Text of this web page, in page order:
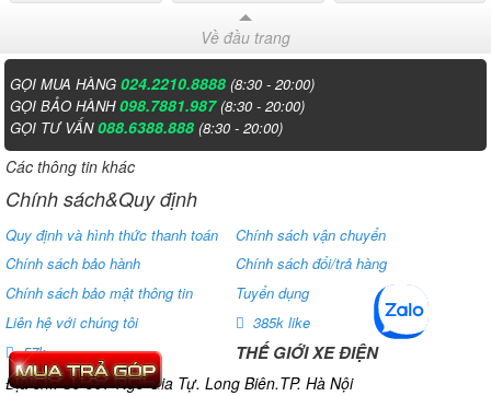
Về đầu trang
GỌI MUA HÀNG024.2210.8888 (8:30 - 20:00)
GỌI BẢO HÀNH098.7881.987 (8:30 - 20:00)
GỌI TƯ VẤN088.6388.888 (8:30 - 20:00)
Các thông tin khác
Chính sách&Quy định
Quy định và hình thức thanh toán
Chính sách vận chuyển
Chính sách bảo hành
Chính sách đổi/trả hàng
Chính sách bảo mật thông tin
Tuyển dụng
Liên hệ với chúng tôi
385k like
57k
THẾ GIỚI XE ĐIỆN
Địa chỉ: Số 807 Ngô Gia Tự. Long Biên.TP. Hà Nội